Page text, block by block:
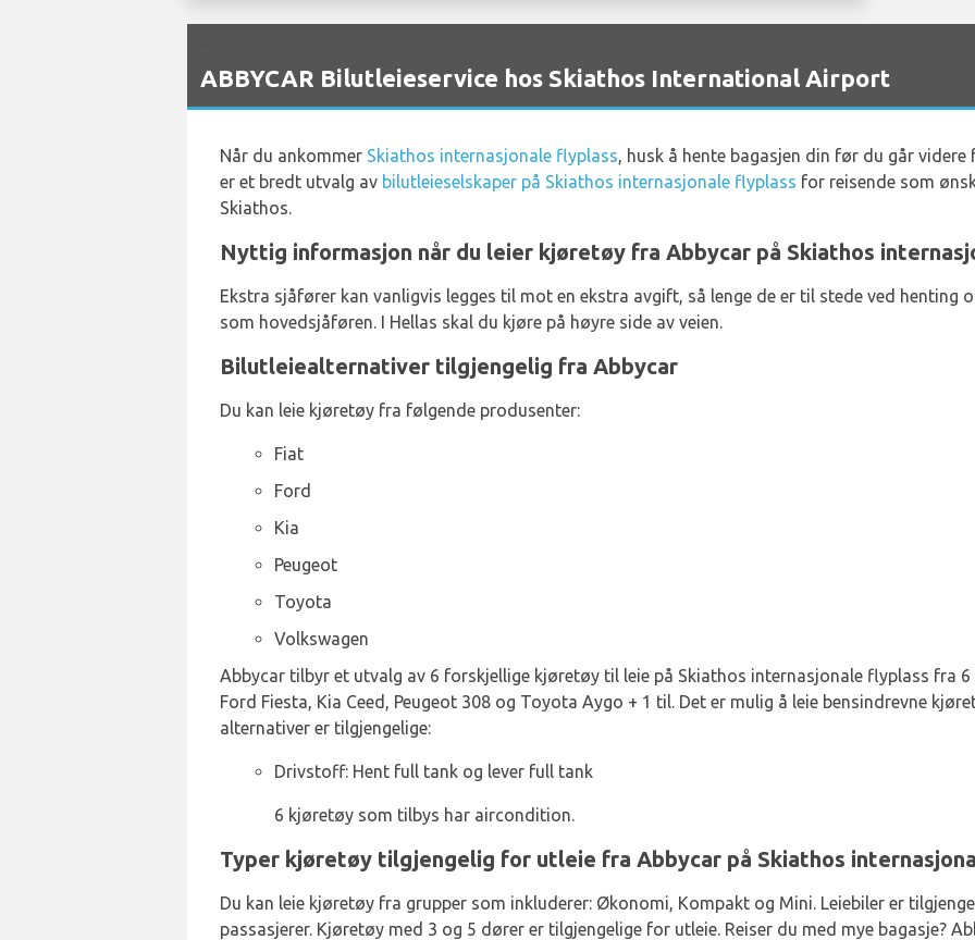
ABBYCAR Bilutleieservice hos Skiathos International Airport
Når du ankommer Skiathos internasjonale flyplass, husk å hente bagasjen din før du går
er et bredt utvalg av bilutleieselskaper på Skiathos internasjonale flyplass for reisende som
Skiathos.
Nyttig informasjon når du leier kjøretøy fra Abbycar på Skiathos
Ekstra sjåfører kan vanligvis legges til mot en ekstra avgift, så lenge de er til stede ved henting
som hovedsjåføren. I Hellas skal du kjøre på høyre side av veien.
Bilutleiealternativer tilgjengelig fra Abbycar
Du kan leie kjøretøy fra følgende produsenter:
Fiat
Ford
Kia
Peugeot
Toyota
Volkswagen
Abbycar tilbyr et utvalg av 6 forskjellige kjøretøy til leie på Skiathos internasjonale flyplass fra
Ford Fiesta, Kia Ceed, Peugeot 308 og Toyota Aygo + 1 til. Det er mulig å leie bensindrevne
alternativer er tilgjengelige:
Drivstoff: Hent full tank og lever full tank
6 kjøretøy som tilbys har aircondition.
Typer kjøretøy tilgjengelig for utleie fra Abbycar på Skiathos
Du kan leie kjøretøy fra grupper som inkluderer: Økonomi, Kompakt og Mini. Leiebiler er
passasjerer. Kjøretøy med 3 og 5 dører er tilgjengelige for utleie. Reiser du med mye bagasje?